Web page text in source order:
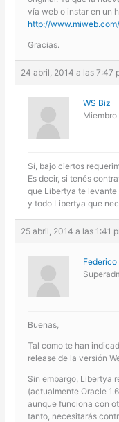
vía web o instar en un
http://www.miweb.com/
Gracias.
24 abril, 2014 a las 7:47
WS Biz
Miembro
Sí, bajo ciertos
Es decir, si tenés
que Libertya te
y todo Libertya que
25 abril, 2014 a las 1:41
Buenas,
Tal como te han
release de la versión
Sin embargo, Libertya
(actualmente Oracle
aunque funciona con
tanto, necesitarás